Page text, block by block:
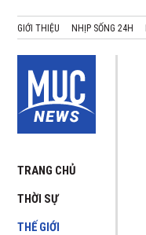
GIỚI THIỆU NHỊP SỐNG 24H
TRANG CHỦ
THỜI SỰ
THẾ GIỚI